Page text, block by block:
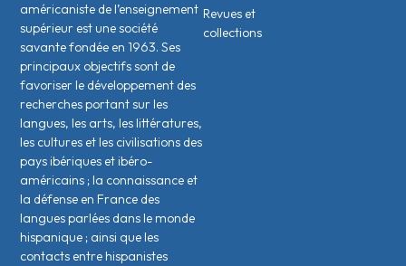
Revues et
collections
américaniste de l’enseignement
supérieur est une société
savante fondée en 1963. Ses
principaux objectifs sont de
favoriser le développement des
recherches portant sur les
langues, les arts, les littératures,
les cultures et les civilisations des
pays ibériques et ibéro-
américains ; la connaissance et
la défense en France des
langues parlées dans le monde
hispanique ; ainsi que les
contacts entre hispanistes